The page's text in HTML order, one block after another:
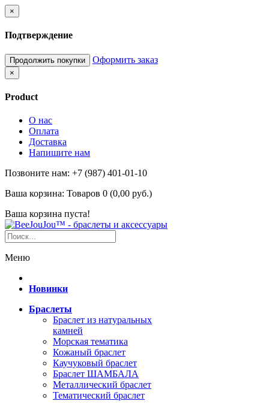
×
Подтверждение
Продолжить покупки Оформить заказ
×
Product
О нас
Оплата
Доставка
Напишите нам
Позвоните нам: +7 (987) 401-01-10
Ваша корзина: Товаров 0 (0,00 руб.)
Ваша корзина пуста!
Меню
Новинки
Браслеты
Браслет из натуральных
камней
Морская тематика
Кожаный браслет
Каучуковый браслет
Браслет ШАМБАЛА
Металлический браслет
Тематический браслет